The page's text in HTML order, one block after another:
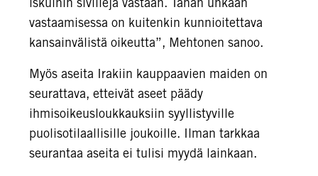
vastaamisessa on kuitenkin kunnioitettava
kansainvälistä oikeutta”, Mehtonen sanoo.
Myös aseita Irakiin kauppaavien maiden on
seurattava, etteivät aseet päädy
ihmisoikeusloukkauksiin syyllistyville
puolisotilaallisille joukoille. Ilman tarkkaa
seurantaa aseita ei tulisi myydä lainkaan.